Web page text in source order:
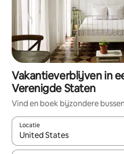
Vakantieverblijven in
Verenigde Staten
Vind en boek bijzondere
Locatie
Wanneer er resultaten